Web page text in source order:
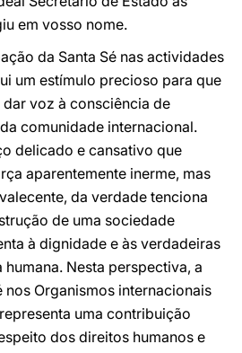
em vosso nome.
da Santa Sé nas actividades
um estímulo precioso para que
voz à consciência de
comunidade internacional.
delicado e cansativo que
aparentemente inerme, mas
da verdade tenciona
de uma sociedade
à dignidade e às verdadeiras
Nesta perspectiva, a
nos Organismos internacionais
uma contribuição
dos direitos humanos e